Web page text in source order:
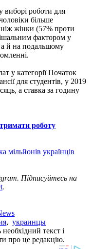
виборі роботи для
більше
ніж жінки (57% проти
фактором у
а й на подальшому
у категорії Початок
для студентів, у 2019
а ставка за годину
роботу
мільйонів українців
Підписуйтесь на
.
, украинцы
текст і
про це редакцію.